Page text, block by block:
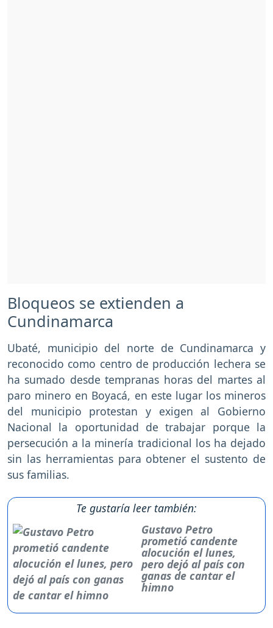
Bloqueos se extienden a
Cundinamarca
Ubaté, municipio del norte de Cundinamarca y
reconocido como centro de producción lechera se
ha sumado desde tempranas horas del martes al
paro minero en Boyacá, en este lugar los mineros
del municipio protestan y exigen al Gobierno
Nacional la oportunidad de trabajar porque la
persecución a la minería tradicional los ha dejado
sin las herramientas para obtener el sustento de
sus familias.
Te gustaría leer también:
Gustavo Petro
prometió candente
alocución el lunes,
pero dejó al país con
ganas de cantar el
himno